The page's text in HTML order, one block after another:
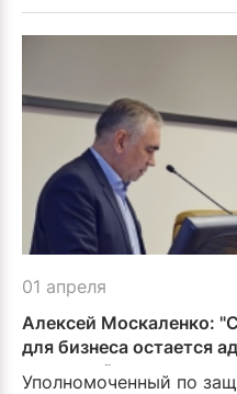
01 апреля
Алексей Москаленко:
для бизнеса остается
давление"
Уполномоченный по